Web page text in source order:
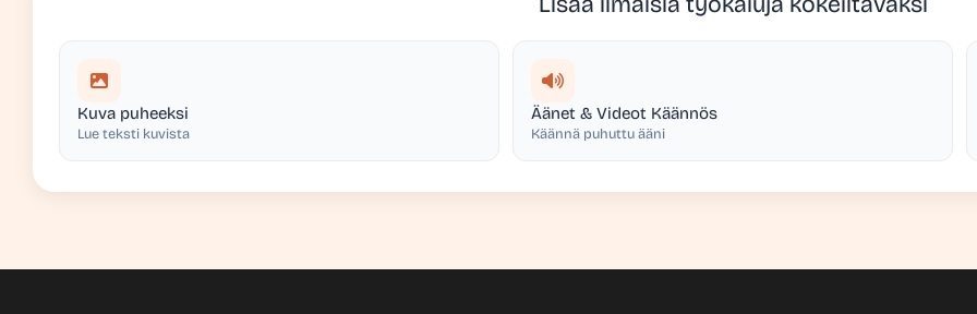
Kuva puheeksi
Lue teksti kuvista
Äänet & Videot Käännös
Käännä puhuttu ääni